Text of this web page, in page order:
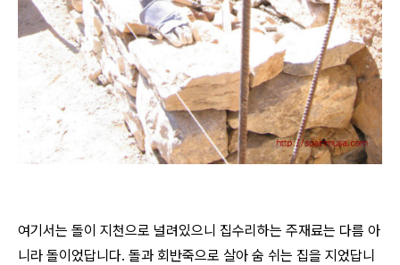
여기서는 돌이 지천으로 널려있으니 집수리하는 주재료는 다름 아
니라 돌이었답니다. 돌과 회반죽으로 살아 숨 쉬는 집을 지었답니